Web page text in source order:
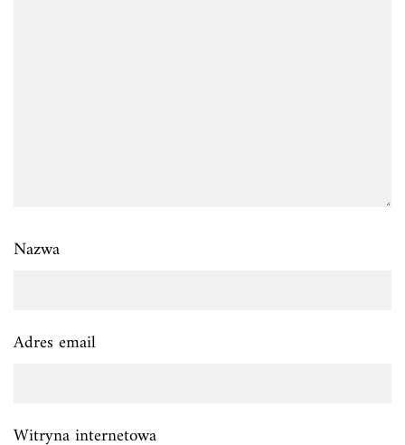
Nazwa
Adres email
Witryna internetowa